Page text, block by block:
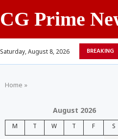
CG Prime
Saturday, August 8, 2026 BREAKING
पोस्ट से जमकर बवाल भोजपुरी बवाल
Home »
August 2026
M T W T F S